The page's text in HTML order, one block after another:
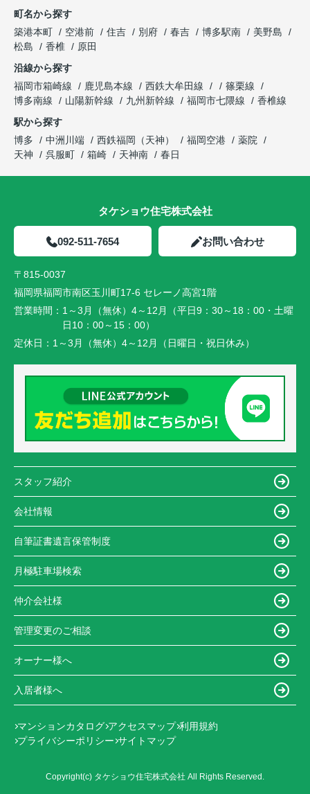
町名から探す
築港本町
空港前 住吉 別府 春吉 博多駅南
美野島
松島
香椎
原田
沿線から探す
福岡市箱崎線
鹿児島本線 西鉄大牟田線
篠栗線
博多南線
山陽新幹線 九州新幹線 福岡市七隈線
香椎線
駅から探す
博多
中洲川端 西鉄福岡（天神） 福岡空港
薬院
天神
呉服町 箱崎 天神南 春日
タケショウ住宅株式会社
092-511-7654 お問い合わせ
〒815-0037
福岡県福岡市南区玉川町17-6 セレーノ高宮1階
営業時間： 1～3月（無休）4～12月（平日9：30～18：00・土曜
日10：00～15：00）
定休日： 1～3月（無休）4～12月（日曜日・祝日休み）
スタッフ紹介
会社情報
自筆証書遺言保管制度
月極駐車場検索
仲介会社様
管理変更のご相談
オーナー様へ
入居者様へ
マンションカタログ アクセスマップ 利用規約
プライバシーポリシー サイトマップ
Copyright(c) タケショウ住宅株式会社 All Rights Reserved.